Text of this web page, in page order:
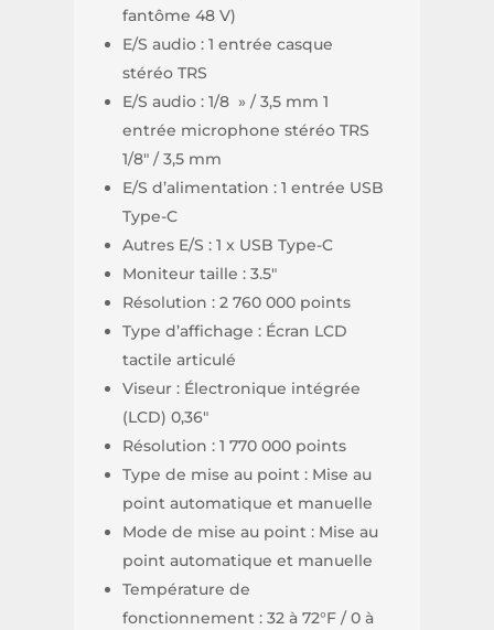
fantôme 48 V)
E/S audio : 1 entrée casque
stéréo TRS
E/S audio : 1/8 » / 3,5 mm 1
entrée microphone stéréo TRS
1/8″ / 3,5 mm
E/S d’alimentation : 1 entrée USB
Type-C
Autres E/S : 1 x USB Type-C
Moniteur taille : 3.5″
Résolution : 2 760 000 points
Type d’affichage : Écran LCD
tactile articulé
Viseur : Électronique intégrée
(LCD) 0,36″
Résolution : 1 770 000 points
Type de mise au point : Mise au
point automatique et manuelle
Mode de mise au point : Mise au
point automatique et manuelle
Température de
fonctionnement : 32 à 72°F / 0 à